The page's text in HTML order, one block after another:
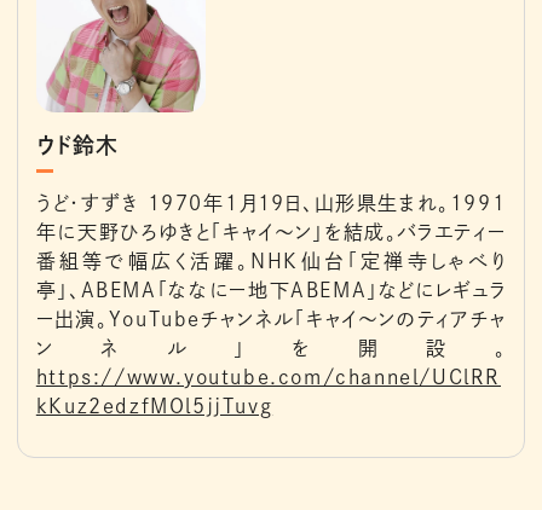
ウド鈴木
うど・すずき 1970年1月19日、山形県生まれ。1991
年に天野ひろゆきと「キャイ～ン」を結成。バラエティー
番組等で幅広く活躍。NHK仙台「定禅寺しゃべり
亭」、ABEMA「ななにー地下ABEMA」などにレギュラ
ー出演。YouTubeチャンネル「キャイ～ンのティアチャ
ンネル」を開設。
https://www.youtube.com/channel/UClRR
kKuz2edzfMOl5jjTuvg